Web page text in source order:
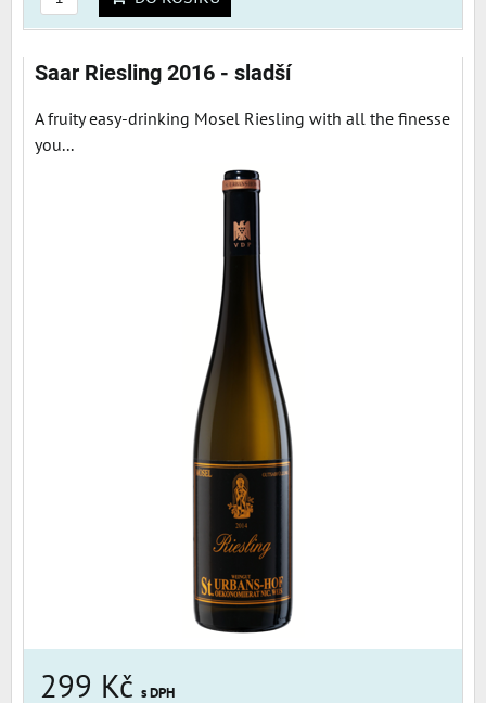
Saar Riesling 2016 - sladší
A fruity easy-drinking Mosel Riesling with all the finesse
you...
299 Kč s DPH